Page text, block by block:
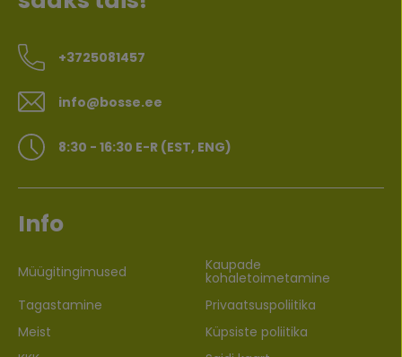
+3725081457
info@bosse.ee
8:30 - 16:30 E-R (EST, ENG)
Info
Müügitingimused Kaupade
kohaletoimetamine
Tagastamine
Privaatsuspoliitika
Meist
Küpsiste poliitika